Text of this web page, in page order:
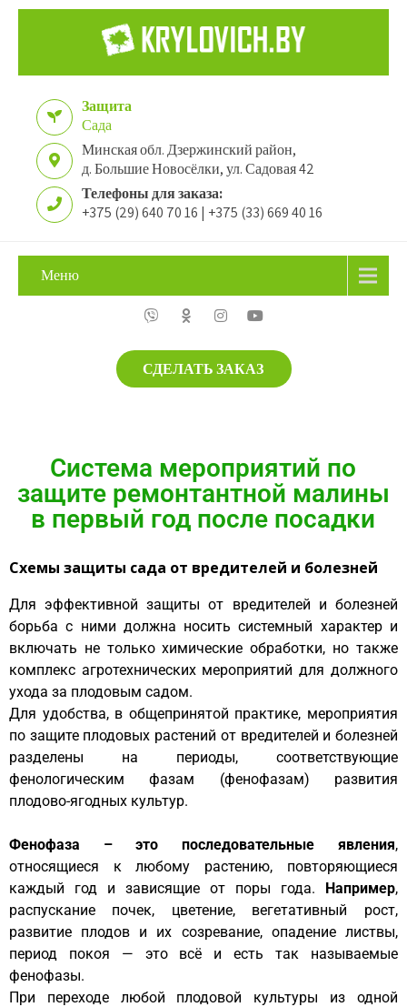
Защита
Сада
Минская обл. Дзержинский район,
д. Большие Новосёлки, ул. Садовая 42
Телефоны для заказа:
+375 (29) 640 70 16 | +375 (33) 669 40 16
Меню
СДЕЛАТЬ ЗАКАЗ
Система мероприятий по
защите ремонтантной малины
в первый год после посадки
Схемы защиты сада от вредителей и болезней
Для эффективной защиты от вредителей и болезней
борьба с ними должна носить системный характер и
включать не только химические обработки, но также
комплекс агротехнических мероприятий для должного
ухода за плодовым садом.
Для удобства, в общепринятой практике, мероприятия
по защите плодовых растений от вредителей и болезней
разделены на периоды, соответствующие
фенологическим фазам (фенофазам) развития
плодово-ягодных культур.
Фенофаза – это последовательные явления,
относящиеся к любому растению, повторяющиеся
каждый год и зависящие от поры года. Например,
распускание почек, цветение, вегетативный рост,
развитие плодов и их созревание, опадение листвы,
период покоя — это всё и есть так называемые
фенофазы.
При переходе любой плодовой культуры из одной